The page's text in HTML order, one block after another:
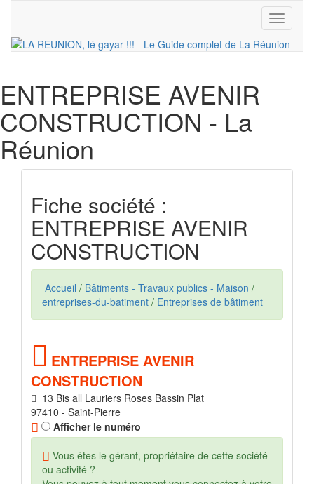
Toggle
ENTREPRISE AVENIR
CONSTRUCTION - La
Réunion
Fiche société :
ENTREPRISE AVENIR
CONSTRUCTION
Accueil / Bâtiments - Travaux publics - Maison /
entreprises-du-batiment / Entreprises de bâtiment
ENTREPRISE AVENIR
CONSTRUCTION
13 Bis all Lauriers Roses Bassin Plat
97410 - Saint-Pierre
Afficher le numéro
Vous êtes le gérant, propriétaire de cette société
ou activité ?